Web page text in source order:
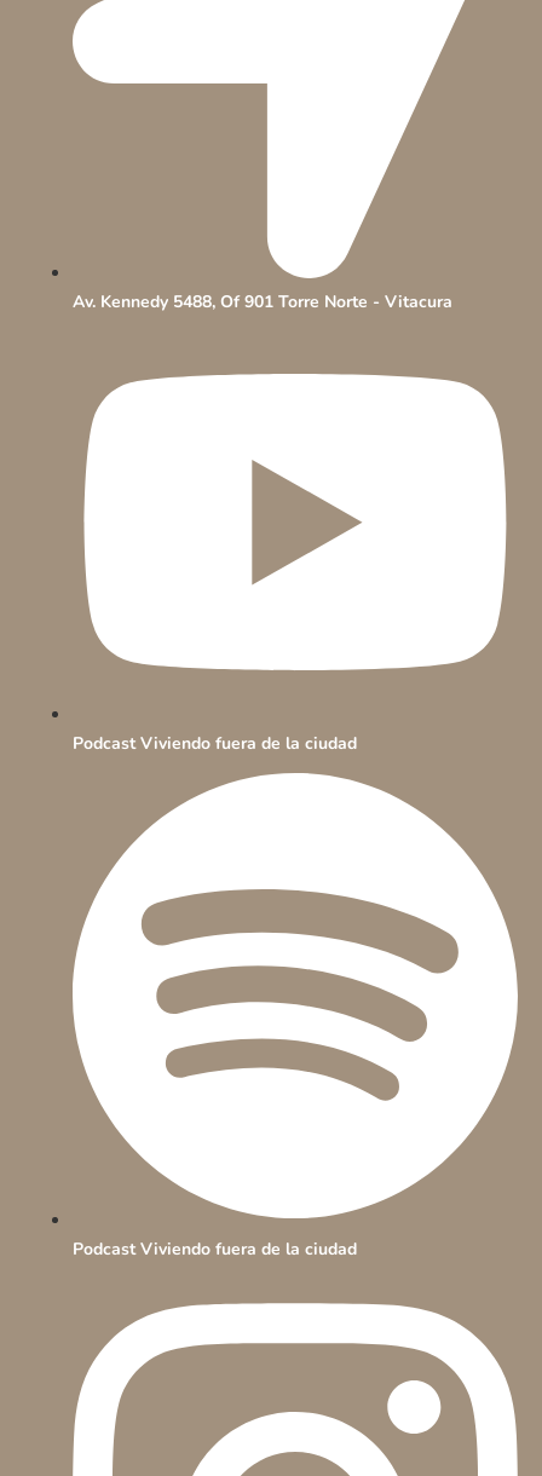
Av. Kennedy 5488, Of 901 Torre Norte - Vitacura
Podcast Viviendo fuera de la ciudad
Podcast Viviendo fuera de la ciudad